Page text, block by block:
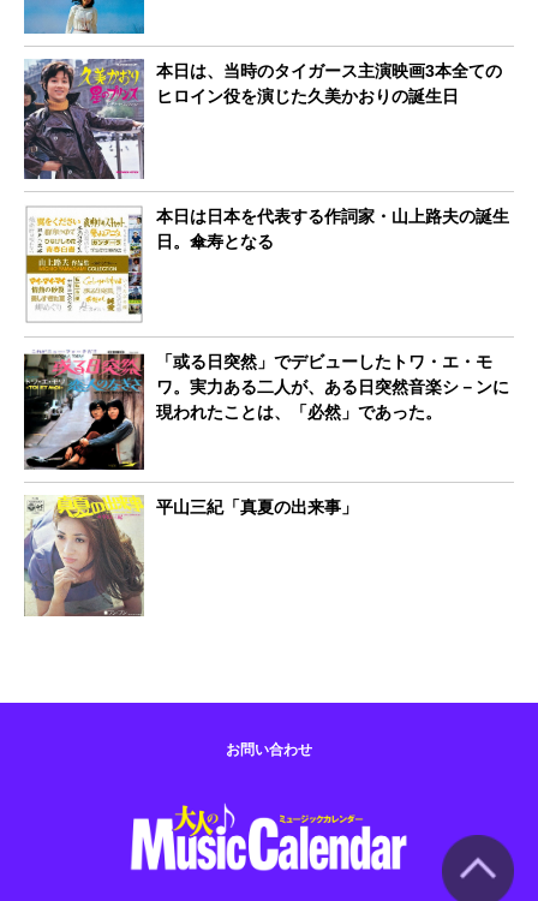
本日は、当時のタイガース主演映画3本全ての
ヒロイン役を演じた久美かおりの誕生日
本日は日本を代表する作詞家・山上路夫の誕生
日。傘寿となる
「或る日突然」でデビューしたトワ・エ・モ
ワ。実力ある二人が、ある日突然音楽シ－ンに
現われたことは、「必然」であった。
平山三紀「真夏の出来事」
お問い合わせ